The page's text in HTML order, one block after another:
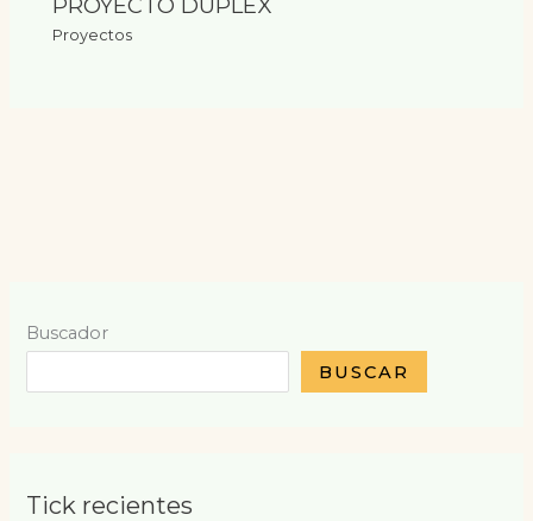
Proyectos
Buscador
BUSCAR
Tick recientes